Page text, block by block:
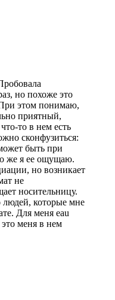
но похоже это
этом понимаю,
приятный,
то в нем есть
сконфузиться:
быть при
же я ее ощущаю.
но возникает
не
носительницу.
людей, которые мне
Для меня eau
меня в нем